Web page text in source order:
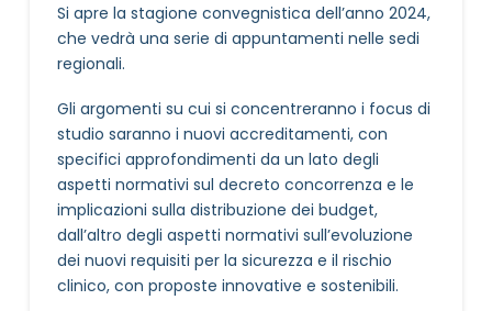
Si apre la stagione convegnistica dell’anno 2024,
che vedrà una serie di appuntamenti nelle sedi
regionali.
Gli argomenti su cui si concentreranno i focus di
studio saranno i nuovi accreditamenti, con
specifici approfondimenti da un lato degli
aspetti normativi sul decreto concorrenza e le
implicazioni sulla distribuzione dei budget,
dall’altro degli aspetti normativi sull’evoluzione
dei nuovi requisiti per la sicurezza e il rischio
clinico, con proposte innovative e sostenibili.